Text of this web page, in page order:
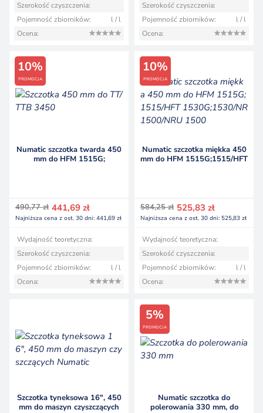
Szerokość czyszczenia:
Pojemność zbiorników:
l / l
Ocena:
Szerokość czyszczenia:
Pojemność zbiorników:
l / l
Ocena:
10%
PROMOCJA
Numatic szczotka twarda 450
mm do HFM 1515G;
490,77zł
Pierwotna
cena
490,77 zł.
441,69 zł
Aktualna
cena
441,69 zł.
Najniższa cena z ost. 30 dni: 441,69 zł
Wydajność teoretyczna:
Szerokość czyszczenia:
Pojemność zbiorników:
l / l
Ocena:
10%
PROMOCJA
Numatic szczotka miękka 450
mm do HFM 1515G;1515/HFT
584,25zł
Pierwotna
cena
584,25 zł.
525,83 zł
Aktualna
cena
525,83 zł.
Najniższa cena z ost. 30 dni: 525,83 zł
Wydajność teoretyczna:
Szerokość czyszczenia:
Pojemność zbiorników:
l / l
Ocena:
Szczotka tyneksowa 16″, 450
mm do maszyn czyszczących
5%
PROMOCJA
Numatic szczotka do
polerowania 330 mm, do